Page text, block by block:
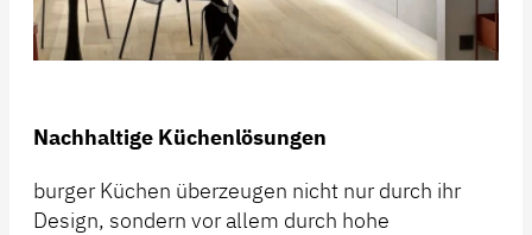
Nachhaltige Küchenlösungen
burger Küchen überzeugen nicht nur durch ihr
Design, sondern vor allem durch hohe